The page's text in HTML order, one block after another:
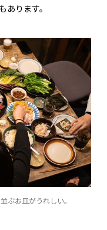
あります。
ぶお皿がうれしい。